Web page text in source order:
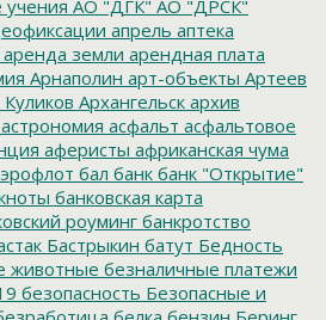
учения АО "ДГК" АО "ДРСК"
апрель аптека
аренда земли арендная плата
Арнаполин арт-объекты Артеев
Архангельск архив
астрономия асфальт асфальтовое
аферисты африканская чума
бал банк банк "Открытие"
банковская карта
роуминг банкротство
Бастрыкин батут Бедность
животные безналичные платежи
безопасность Безопасные и